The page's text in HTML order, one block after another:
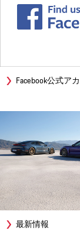
Facebook公式ア
最新情報